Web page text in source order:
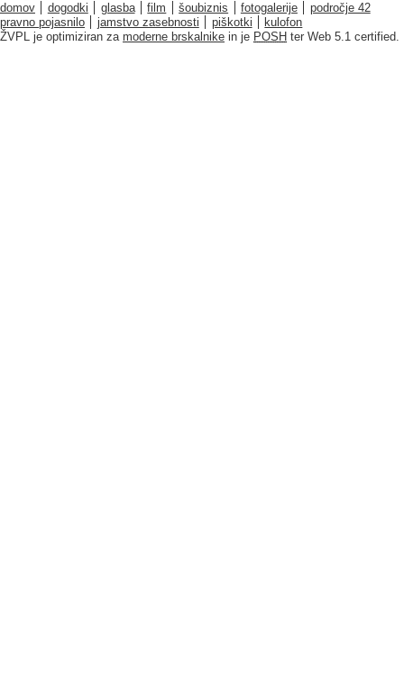
domov dogodki glasba film šoubiznis fotogalerije
področje 42
pravno pojasnilo
jamstvo zasebnosti piškotki
kulofon
ŽVPL je optimiziran za moderne brskalnike in je POSH ter Web 5.1 certified.